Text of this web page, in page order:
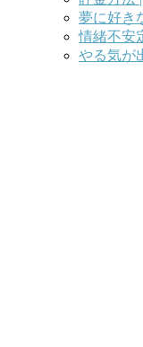
夢に好き
情緒不安
やる気が